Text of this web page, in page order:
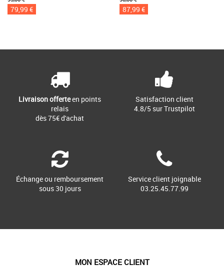
79,99 € 87,99 €
Livraison offerteen points
relais
dès 75€ d'achat
Satisfaction client
4.8/5 sur Trustpilot
Échange ou remboursement
sous 30 jours
Service client joignable
03.25.45.77.99
MON ESPACE CLIENT